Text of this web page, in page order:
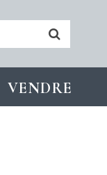
VENDRE